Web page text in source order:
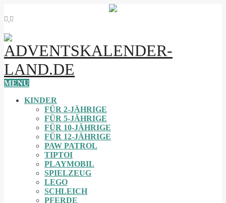
MENU
KINDER
FÜR 2-JÄHRIGE
FÜR 5-JÄHRIGE
FÜR 10-JÄHRIGE
FÜR 12-JÄHRIGE
PAW PATROL
TIPTOI
PLAYMOBIL
SPIELZEUG
LEGO
SCHLEICH
PFERDE